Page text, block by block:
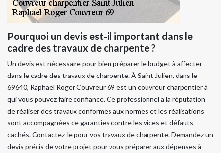
Pourquoi un devis est-il important dans le
cadre des travaux de charpente ?
Un devis est nécessaire pour bien préparer le budget à affecter
dans le cadre des travaux de charpente. À Saint Julien, dans le
69640, Raphael Roger Couvreur 69 est un couvreur charpentier à
qui vous pouvez faire confiance. Ce professionnel a la réputation
de réaliser des travaux conformes aux normes et les réalisations
sont accompagnées de garanties contre les vices et défauts
cachés. Contactez-le pour vos travaux de charpente. Demandez un
devis précis de votre projet pour vous préparer aux dépenses à